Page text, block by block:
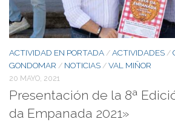
ACTIVIDAD EN PORTADA / ACTIVIDADES /
GONDOMAR / NOTICIAS / VAL MIÑOR
20 MAYO, 2021
Presentación de la 8ª
da Empanada 2021»